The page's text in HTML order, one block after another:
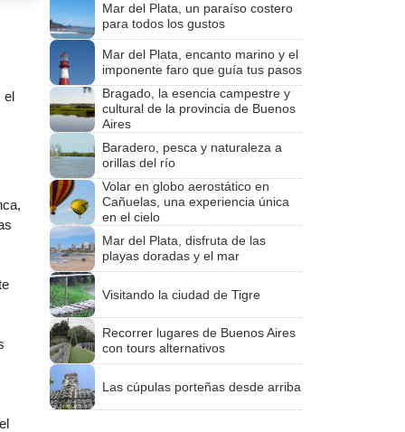
el
Mar del Plata, un paraíso costero
para todos los gustos
Mar del Plata, encanto marino y el
imponente faro que guía tus pasos
Bragado, la esencia campestre y
cultural de la provincia de Buenos
Aires
Baradero, pesca y naturaleza a
orillas del río
Volar en globo aerostático en
Cañuelas, una experiencia única
en el cielo
Mar del Plata, disfruta de las
playas doradas y el mar
Visitando la ciudad de Tigre
Recorrer lugares de Buenos Aires
con tours alternativos
Las cúpulas porteñas desde arriba